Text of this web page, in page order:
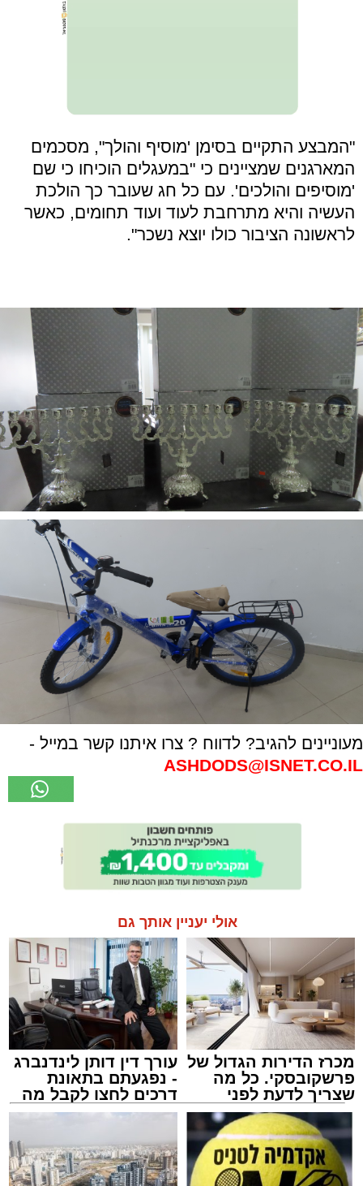
"המבצע התקיים בסימן 'מוסיף והולך", מסכמים
המארגנים שמציינים כי "במעגלים הוכיחו כי שם
'מוסיפים והולכים'. עם כל חג שעובר כך הולכת
העשיה והיא מתרחבת לעוד ועוד תחומים, כאשר
לראשונה הציבור כולו יוצא נשכר".
מעוניינים להגיב? לדווח ? צרו איתנו קשר במייל -
ASHDODS@ISNET.CO.IL
אולי יעניין אותך גם
מכרז הדירות הגדול של
פרשקובסקי. כל מה
שצריך לדעת לפני
שמגישים הצעה לדירה
באשדוד
עורך דין דותן לינדנברג
- נפגעתם בתאונת
דרכים לחצו לקבל מה
שמגיע לכם